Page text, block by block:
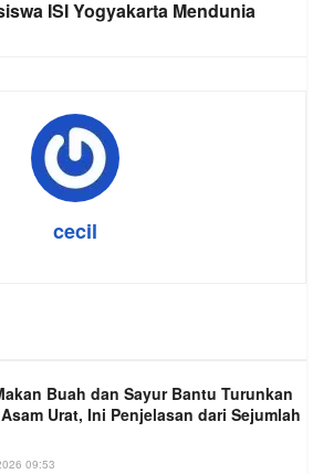
ISI Yogyakarta Mendunia
cecil
Buah dan Sayur Bantu Turunkan
Urat, Ini Penjelasan dari Sejumlah
09:53